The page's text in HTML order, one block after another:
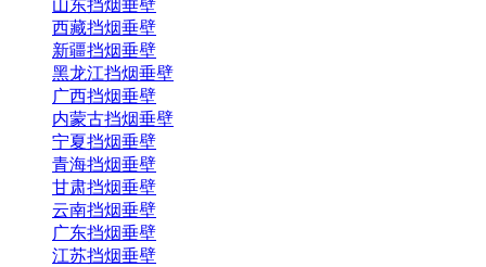
山东挡烟垂壁
西藏挡烟垂壁
新疆挡烟垂壁
黑龙江挡烟垂壁
广西挡烟垂壁
内蒙古挡烟垂壁
宁夏挡烟垂壁
青海挡烟垂壁
甘肃挡烟垂壁
云南挡烟垂壁
广东挡烟垂壁
江苏挡烟垂壁